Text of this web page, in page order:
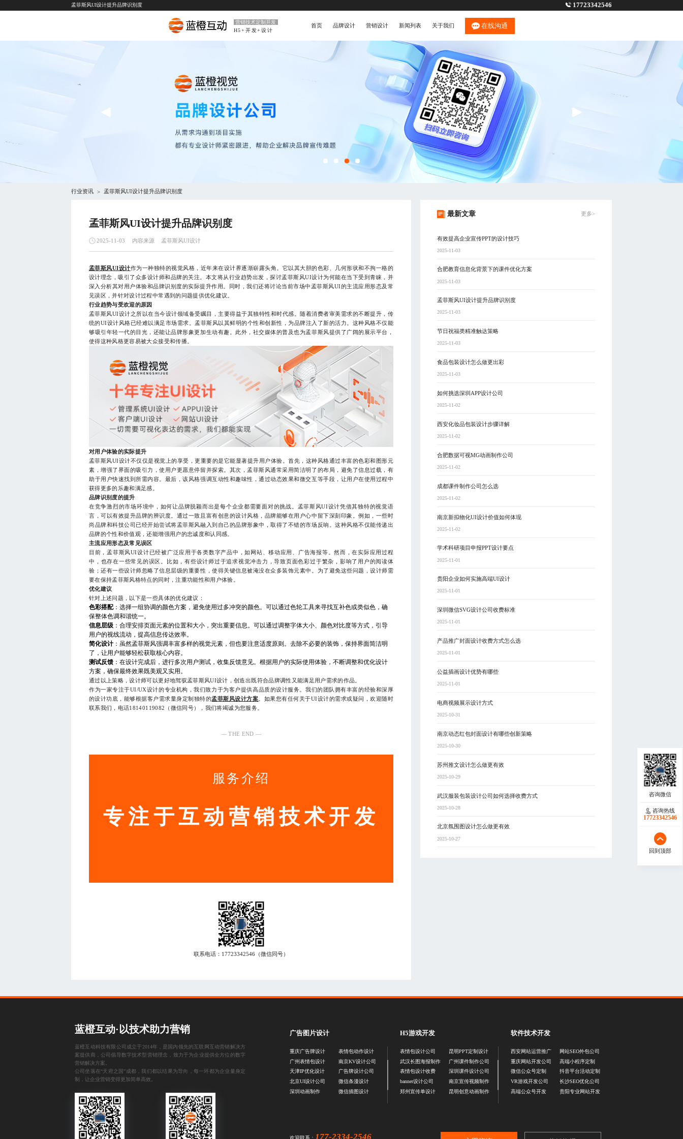
孟菲斯风UI设计提升品牌识别度 17723342546
营销技术定制开发
H5+开发+设计
首页 品牌设计 营销设计 新闻列表 关于我们 在线沟通
行业资讯 > 孟菲斯风UI设计提升品牌识别度
孟菲斯风UI设计提升品牌识别度
2025-11-03 内容来源 孟菲斯风UI设计
孟菲斯风UI设计作为一种独特的视觉风格，近年来在设计界逐渐崭露头角。它以其大胆的色彩、几何形状和不拘一格的
设计理念，吸引了众多设计师和品牌的关注。本文将从行业趋势出发，探讨孟菲斯风UI设计为何能在当下受到青睐，并
深入分析其对用户体验和品牌识别度的实际提升作用。同时，我们还将讨论当前市场中孟菲斯风UI的主流应用形态及常
见误区，并针对设计过程中常遇到的问题提供优化建议。
行业趋势与受欢迎的原因
孟菲斯风UI设计之所以在当今设计领域备受瞩目，主要得益于其独特性和时代感。随着消费者审美需求的不断提升，传
统的UI设计风格已经难以满足市场需求。孟菲斯风以其鲜明的个性和创新性，为品牌注入了新的活力。这种风格不仅能
够吸引年轻一代的目光，还能让品牌形象更加生动有趣。此外，社交媒体的普及也为孟菲斯风提供了广阔的展示平台，
使得这种风格更容易被大众接受和传播。
对用户体验的实际提升
孟菲斯风UI设计不仅仅是视觉上的享受，更重要的是它能显著提升用户体验。首先，这种风格通过丰富的色彩和图形元
素，增强了界面的吸引力，使用户更愿意停留并探索。其次，孟菲斯风通常采用简洁明了的布局，避免了信息过载，有
助于用户快速找到所需内容。最后，该风格强调互动性和趣味性，通过动态效果和微交互等手段，让用户在使用过程中
获得更多的乐趣和满足感。
品牌识别度的提升
在竞争激烈的市场环境中，如何让品牌脱颖而出是每个企业都需要面对的挑战。孟菲斯风UI设计凭借其独特的视觉语
言，可以有效提升品牌的辨识度。通过一致且富有创意的设计风格，品牌能够在用户心中留下深刻印象。例如，一些时
尚品牌和科技公司已经开始尝试将孟菲斯风融入到自己的品牌形象中，取得了不错的市场反响。这种风格不仅能传递出
品牌的个性和价值观，还能增强用户的忠诚度和认同感。
主流应用形态及常见误区
目前，孟菲斯风UI设计已经被广泛应用于各类数字产品中，如网站、移动应用、广告海报等。然而，在实际应用过程
中，也存在一些常见的误区。比如，有些设计师过于追求视觉冲击力，导致页面色彩过于繁杂，影响了用户的阅读体
验；还有一些设计师忽略了信息层级的重要性，使得关键信息被淹没在众多装饰元素中。为了避免这些问题，设计师需
要在保持孟菲斯风格特点的同时，注重功能性和用户体验。
优化建议
针对上述问题，以下是一些具体的优化建议：
色彩搭配：选择一组协调的颜色方案，避免使用过多冲突的颜色。可以通过色轮工具来寻找互补色或类似色，确
保整体色调和谐统一。
信息层级 ：合理安排页面元素的位置和大小，突出重要信息。可以通过调整字体大小、颜色对比度等方式，引导
用户的视线流动，提高信息传达效率。
简化设计 ：虽然孟菲斯风强调丰富多样的视觉元素，但也要注意适度原则。去除不必要的装饰，保持界面简洁明
了，让用户能够轻松获取核心内容。
测试反馈 ：在设计完成后，进行多次用户测试，收集反馈意见。根据用户的实际使用体验，不断调整和优化设计
方案，确保最终效果既美观又实用。
通过以上策略，设计师可以更好地驾驭孟菲斯风UI设计，创造出既符合品牌调性又能满足用户需求的作品。
作为一家专注于UI/UX设计的专业机构，我们致力于为客户提供高品质的设计服务。我们的团队拥有丰富的经验和深厚
的设计功底，能够根据客户需求量身定制独特的孟菲斯风设计方案 。如果您有任何关于UI设计的需求或疑问，欢迎随时
联系我们，电话18140119082（微信同号），我们将竭诚为您服务。
— THE END —
服务介绍
专注于互动营销技术开发
联系电话： 17723342546 （微信同号）
最新文章 更多>
有效提高企业宣传PPT的设计技巧
2025-11-03
合肥教育信息化背景下的课件优化方案
2025-11-03
孟菲斯风UI设计提升品牌识别度
2025-11-03
节日祝福类精准触达策略
2025-11-03
食品包装设计怎么做更出彩
2025-11-03
如何挑选深圳APP设计公司
2025-11-02
西安化妆品包装设计步骤详解
2025-11-02
合肥数据可视MG动画制作公司
2025-11-02
成都课件制作公司怎么选
2025-11-02
南京新拟物化UI设计价值如何体现
2025-11-02
学术科研项目申报PPT设计要点
2025-11-01
贵阳企业如何实施高端UI设计
2025-11-01
深圳微信SVG设计公司收费标准
2025-11-01
产品推广封面设计收费方式怎么选
2025-11-01
公益插画设计优势有哪些
2025-11-01
电商视频展示设计方式
2025-10-31
南京动态红包封面设计有哪些创新策略
2025-10-30
苏州推文设计怎么做更有效
2025-10-29
武汉服装包装设计公司如何选择收费方式
2025-10-28
北京氛围图设计怎么做更有效
2025-10-27
咨询热线
17723342546
回到顶部
蓝橙互动·以技术助力营销
蓝橙互动科技有限公司成立于2014年，是国内领先的互联网互动营销解决方
案提供商，公司倡导数字技术型营销理念，致力于为企业提供全方位的数字
营销解决方案。
公司坐落在“天府之国”成都，我们都以结果为导向，每一环都为企业量身定
制，让企业营销变得更加简单高效。
广告图片设计
重庆广告牌设计
广州表情包设计
天津IP优化设计
北京UI设计公司
深圳动画制作
表情包动作设计
南京KV设计公司
广告牌设计公司
微信条漫设计
微信插图设计
H5游戏开发
表情包设计公司
武汉长图海报制作
表情包设计收费
banner设计公司
郑州宣传单设计
昆明PPT定制设计
广州课件制作公司
深圳课件设计公司
南京宣传视频制作
昆明创意动画制作
软件技术开发
西安网站运营推广
重庆网站开发公司
微信公众号定制
VR游戏开发公司
高端公众号开发
网站SEO外包公司
高端小程序定制
抖音平台活动定制
长沙SEO优化公司
贵阳专业网站开发
欢迎联系： 177-2334-2546